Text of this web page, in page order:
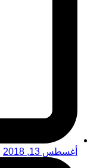
أغسطس 13, 2018